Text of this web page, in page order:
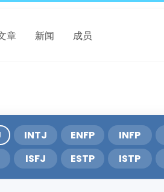
章 新闻 成员
INTJ ENFP INFP
ISFJ ESTP ISTP